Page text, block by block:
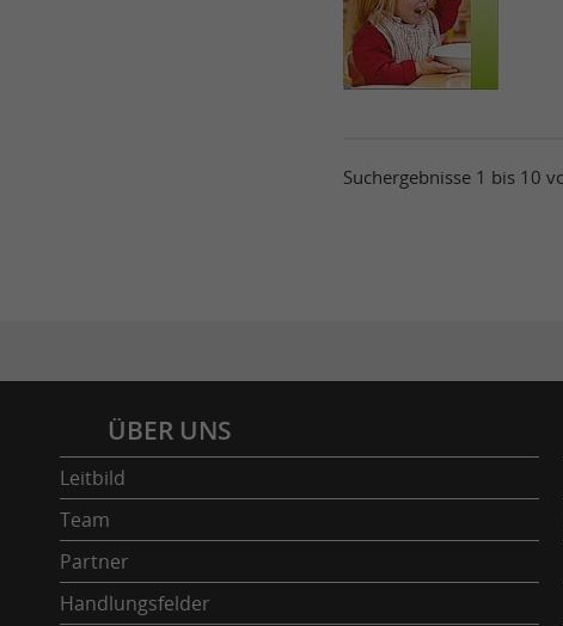
Suchergebnisse 1 bis 10
ÜBER UNS
Leitbild
Team
Partner
Handlungsfelder